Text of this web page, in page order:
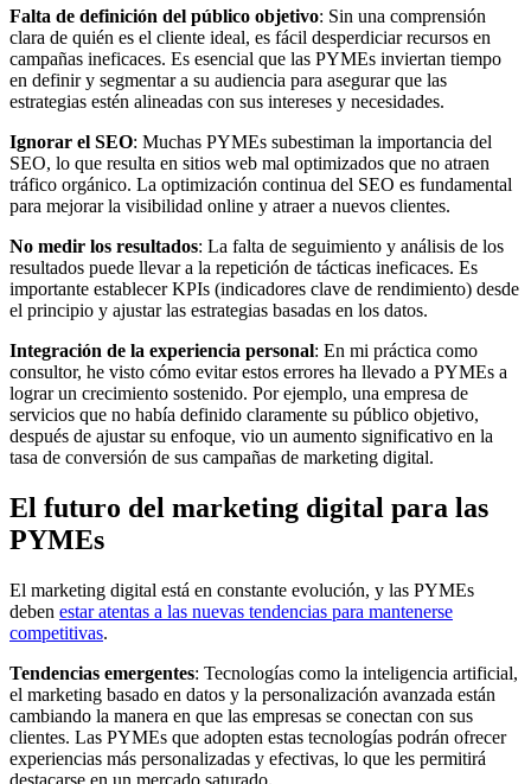
Falta de definición del público objetivo: Sin una comprensión
clara de quién es el cliente ideal, es fácil desperdiciar recursos en
campañas ineficaces. Es esencial que las PYMEs inviertan tiempo
en definir y segmentar a su audiencia para asegurar que las
estrategias estén alineadas con sus intereses y necesidades.
Ignorar el SEO: Muchas PYMEs subestiman la importancia del
SEO, lo que resulta en sitios web mal optimizados que no atraen
tráfico orgánico. La optimización continua del SEO es fundamental
para mejorar la visibilidad online y atraer a nuevos clientes.
No medir los resultados: La falta de seguimiento y análisis de los
resultados puede llevar a la repetición de tácticas ineficaces. Es
importante establecer KPIs (indicadores clave de rendimiento) desde
el principio y ajustar las estrategias basadas en los datos.
Integración de la experiencia personal: En mi práctica como
consultor, he visto cómo evitar estos errores ha llevado a PYMEs a
lograr un crecimiento sostenido. Por ejemplo, una empresa de
servicios que no había definido claramente su público objetivo,
después de ajustar su enfoque, vio un aumento significativo en la
tasa de conversión de sus campañas de marketing digital.
El futuro del marketing digital para las
PYMEs
El marketing digital está en constante evolución, y las PYMEs
deben estar atentas a las nuevas tendencias para mantenerse
competitivas.
Tendencias emergentes: Tecnologías como la inteligencia artificial,
el marketing basado en datos y la personalización avanzada están
cambiando la manera en que las empresas se conectan con sus
clientes. Las PYMEs que adopten estas tecnologías podrán ofrecer
experiencias más personalizadas y efectivas, lo que les permitirá
destacarse en un mercado saturado.